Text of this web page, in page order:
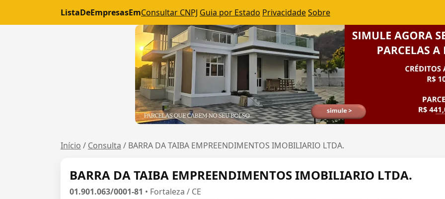
ListaDeEmpresasEmConsultar CNPJ Guia por Estado PrivacidadeSobre
Início / Consulta / BARRA DA TAIBA EMPREENDIMENTOS IMOBILIARIO LTDA.
BARRA DA TAIBA EMPREENDIMENTOS IMOBILIARIO LTDA.
01.901.063/0001-81 • Fortaleza / CE